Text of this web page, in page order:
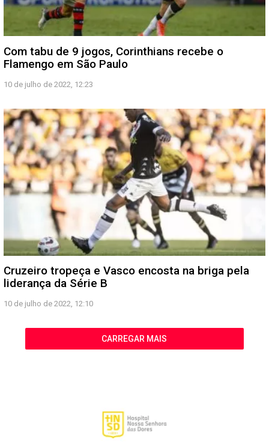
Com tabu de 9 jogos, Corinthians recebe o
Flamengo em São Paulo
10 de julho de 2022, 12:23
Cruzeiro tropeça e Vasco encosta na briga pela
liderança da Série B
10 de julho de 2022, 12:10
CARREGAR MAIS